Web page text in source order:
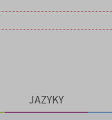
JAZYKY